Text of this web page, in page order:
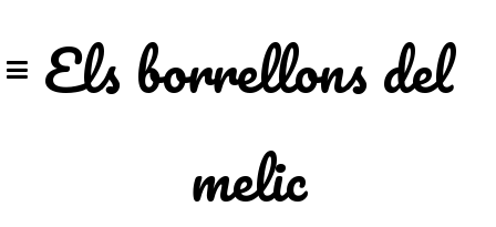
contingutEls borrellons del
melic